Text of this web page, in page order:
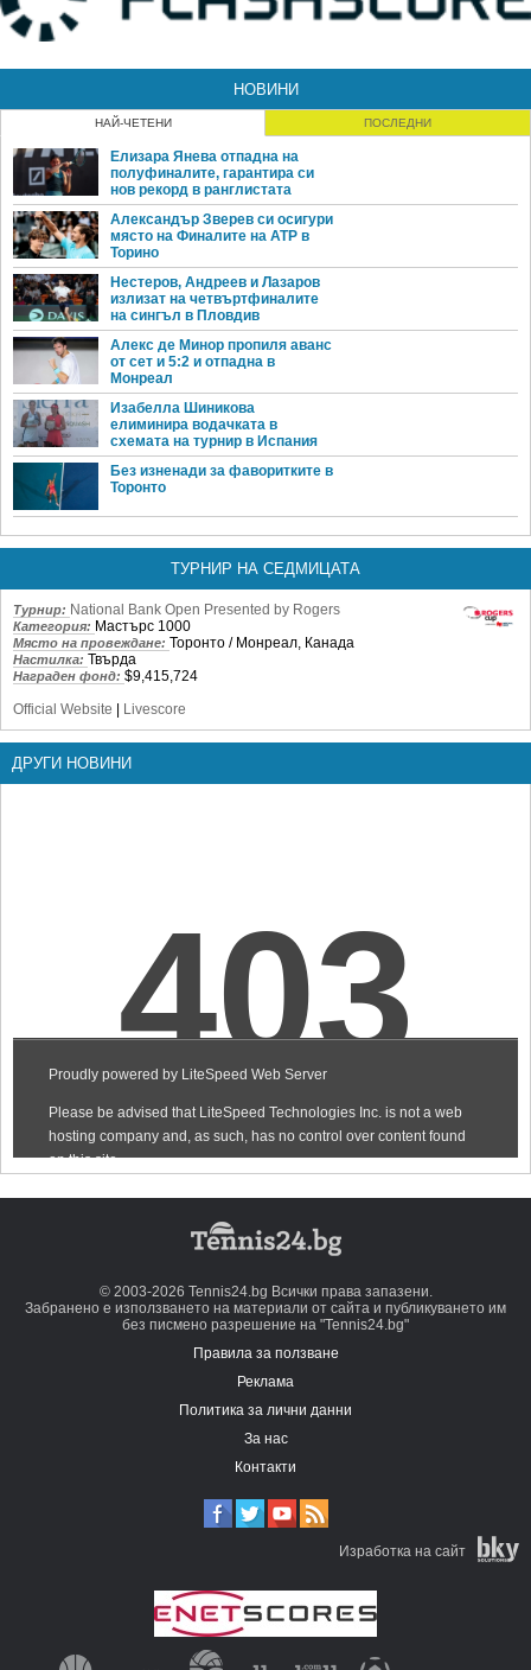
НОВИНИ
НАЙ-ЧЕТЕНИ ПОСЛЕДНИ
Елизара Янева отпадна на
полуфиналите, гарантира си
нов рекорд в ранглистата
Александър Зверев си осигури
място на Финалите на ATP в
Торино
Нестеров, Андреев и Лазаров
излизат на четвъртфиналите
на сингъл в Пловдив
Алекс де Минор пропиля аванс
от сет и 5:2 и отпадна в
Монреал
Изабелла Шиникова
елиминира водачката в
схемата на турнир в Испания
Без изненади за фаворитките в
Торонто
ТУРНИР НА СЕДМИЦАТА
Турнир: National Bank Open Presented by Rogers
Категория: Мастърс 1000
Място на провеждане: Торонто / Монреал, Канада
Настилка: Твърда
Награден фонд: $9,415,724
Official Website
Livescore
ДРУГИ НОВИНИ
© 2003-2026 Tennis24.bg Всички права запазени.
Забранено е използването на материали от сайта и публикуването им
без писмено разрешение на "Tennis24.bg"
Правила за ползване
Реклама
Политика за лични данни
За нас
Контакти
Изработка на сайт